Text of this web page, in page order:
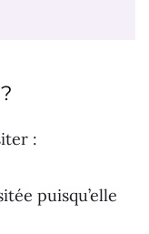
:
puisqu’elle